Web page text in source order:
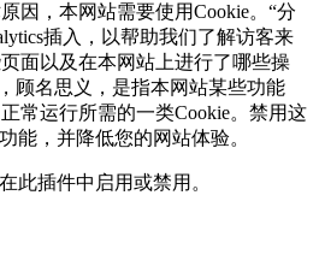
因，本网站需要使用Cookie。“分
插入，以帮助我们了解访客来
面以及在本网站上进行了哪些操
顾名思义，是指本网站某些功能
常运行所需的一类Cookie。禁用这
能，并降低您的网站体验。
此插件中启用或禁用。